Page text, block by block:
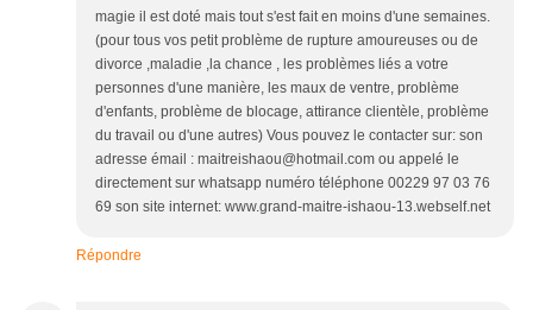
magie il est doté mais tout s'est fait en moins d'une semaines.
(pour tous vos petit problème de rupture amoureuses ou de
divorce ,maladie ,la chance , les problèmes liés a votre
personnes d'une manière, les maux de ventre, problème
d'enfants, problème de blocage, attirance clientèle, problème
du travail ou d'une autres) Vous pouvez le contacter sur: son
adresse émail : maitreishaou@hotmail.com ou appelé le
directement sur whatsapp numéro téléphone 00229 97 03 76
69 son site internet: www.grand-maitre-ishaou-13.webself.net
Répondre